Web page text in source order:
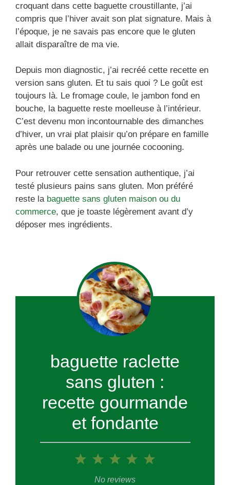
croquant dans cette baguette croustillante, j’ai
compris que l’hiver avait son plat signature. Mais à
l’époque, je ne savais pas encore que le gluten
allait disparaître de ma vie.
Depuis mon diagnostic, j’ai recréé cette recette en
version sans gluten. Et tu sais quoi ? Le goût est
toujours là. Le fromage coule, le jambon fond en
bouche, la baguette reste moelleuse à l’intérieur.
C’est devenu mon incontournable des dimanches
d’hiver, un vrai plat plaisir qu’on prépare en famille
après une balade ou une journée cocooning.
Pour retrouver cette sensation authentique, j’ai
testé plusieurs pains sans gluten. Mon préféré
reste la baguette sans gluten maison ou du
commerce, que je toaste légèrement avant d’y
déposer mes ingrédients.
baguette raclette
sans gluten :
recette gourmande
et fondante
5
4
3
Stars
2
Stars
1
Star
No reviews